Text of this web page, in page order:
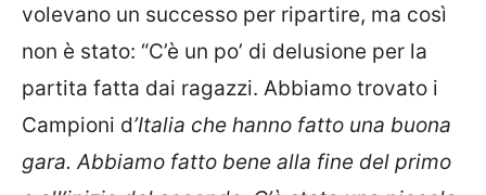
volevano un successo per ripartire, ma così
non è stato: “C’è un po’ di delusione per la
partita fatta dai ragazzi. Abbiamo trovato i
Campioni d’Italia che hanno fatto una buona
gara. Abbiamo fatto bene alla fine del primo